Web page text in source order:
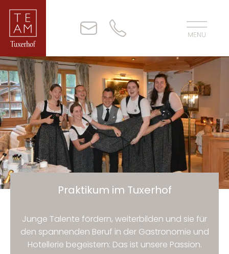
Praktikum im Tuxerhof
Junge Talente fördern, weiterbilden und sie für
den spannenden Beruf in der Gastronomie und
Hotellerie begeistern: Das ist unsere Passion.